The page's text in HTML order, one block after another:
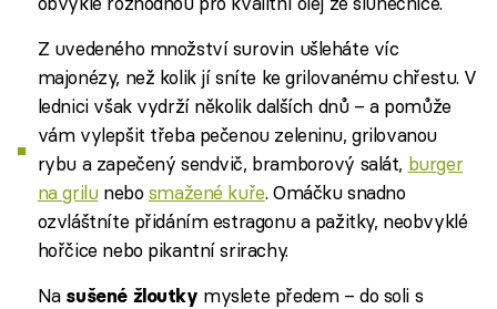
Z uvedeného množství surovin ušleháte víc
majonézy, než kolik jí sníte ke grilovanému chřestu. V
lednici však vydrží několik dalších dnů – a pomůže
vám vylepšit třeba pečenou zeleninu, grilovanou
rybu a zapečený sendvič, bramborový salát, burger
na grilunebo smažené kuře. Omáčku snadno
ozvláštníte přidáním estragonu a pažitky, neobvyklé
hořčice nebo pikantní srirachy.
Na sušené žloutky myslete předem – do soli s